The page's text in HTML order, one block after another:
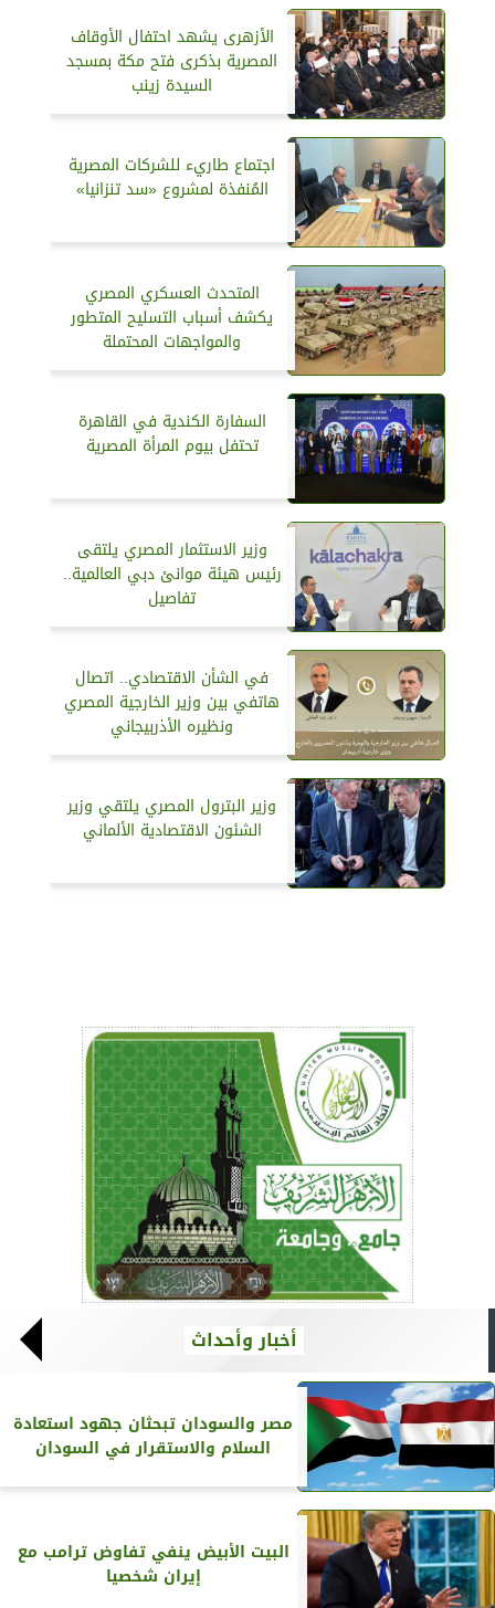
الأزهرى يشهد احتفال الأوقاف
المصرية بذكرى فتح مكة بمسجد
السيدة زينب
اجتماع طاريء للشركات المصرية
المُنفذة لمشروع «سد تنزانيا»
المتحدث العسكري المصري
يكشف أسباب التسليح المتطور
والمواجهات المحتملة
السفارة الكندية في القاهرة
تحتفل بيوم المرأة المصرية
وزير الاستثمار المصري يلتقى
رئيس هيئة موانئ دبي العالمية..
تفاصيل
في الشأن الاقتصادي.. اتصال
هاتفي بين وزير الخارجية المصري
ونظيره الأذربيجاني
وزير البترول المصري يلتقي وزير
الشئون الاقتصادية الألماني
أخبار وأحداث
مصر والسودان تبحثان جهود استعادة
السلام والاستقرار في السودان
البيت الأبيض ينفي تفاوض ترامب مع
إيران شخصيا